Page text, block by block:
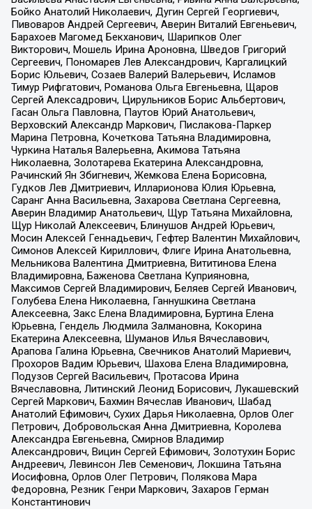
Бойко Анатолий Николаевич, Дугин Сергей Георгиевич,
Пивоваров Андрей Сергеевич, Аверин Виталий Евгеньевич,
Барахоев Магомед Бекханович, Шарипков Олег
Викторович, Мошель Ирина Ароновна, Шведов Григорий
Сергеевич, Пономарев Лев Александрович, Каргалицкий
Борис Юльевич, Созаев Валерий Валерьевич, Исламов
Тимур Рифгатович, Романова Ольга Евгеньевна, Щаров
Сергей Алексадрович, Цирульников Борис Альбертович,
Гасан Ольга Павловна, Паутов Юрий Анатольевич,
Верховский Александр Маркович, Пислакова-Паркер
Марина Петровна, Кочеткова Татьяна Владимировна,
Чуркина Наталья Валерьевна, Акимова Татьяна
Николаевна, Золотарева Екатерина Александровна,
Рачинский Ян Збигневич, Жемкова Елена Борисовна,
Гудков Лев Дмитриевич, Илларионова Юлия Юрьевна,
Саранг Анна Васильевна, Захарова Светлана Сергеевна,
Аверин Владимир Анатольевич, Щур Татьяна Михайловна,
Щур Николай Алексеевич, Блинушов Андрей Юрьевич,
Мосин Алексей Геннадьевич, Гефтер Валентин Михайлович,
Симонов Алексей Кириллович, Флиге Ирина Анатольевна,
Мельникова Валентина Дмитриевна, Вититинова Елена
Владимировна, Баженова Светлана Куприяновна,
Максимов Сергей Владимирович, Беляев Сергей Иванович,
Голубева Елена Николаевна, Ганнушкина Светлана
Алексеевна, Закс Елена Владимировна, Буртина Елена
Юрьевна, Гендель Людмила Залмановна, Кокорина
Екатерина Алексеевна, Шуманов Илья Вячеславович,
Арапова Галина Юрьевна, Свечников Анатолий Мариевич,
Прохоров Вадим Юрьевич, Шахова Елена Владимировна,
Подузов Сергей Васильевич, Протасова Ирина
Вячеславовна, Литинский Леонид Борисович, Лукашевский
Сергей Маркович, Бахмин Вячеслав Иванович, Шабад
Анатолий Ефимович, Сухих Дарья Николаевна, Орлов Олег
Петрович, Добровольская Анна Дмитриевна, Королева
Александра Евгеньевна, Смирнов Владимир
Александрович, Вицин Сергей Ефимович, Золотухин Борис
Андреевич, Левинсон Лев Семенович, Локшина Татьяна
Иосифовна, Орлов Олег Петрович, Полякова Мара
Федоровна, Резник Генри Маркович, Захаров Герман
Константинович